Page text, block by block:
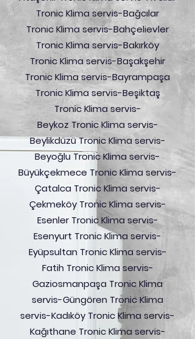
Tronic Klima servis-Bağcılar
Tronic Klima servis-Bahçelievler
Tronic Klima servis-Bakırköy
Tronic Klima servis-Başakşehir
Tronic Klima servis-Bayrampaşa
Tronic Klima servis-Beşiktaş
Tronic Klima servis-
Beykoz Tronic Klima servis-
Beylikdüzü Tronic Klima servis-
Beyoğlu Tronic Klima servis-
Büyükçekmece Tronic Klima servis-
Çatalca Tronic Klima servis-
Çekmeköy Tronic Klima servis-
Esenler Tronic Klima servis-
Esenyurt Tronic Klima servis-
Eyüpsultan Tronic Klima servis-
Fatih Tronic Klima servis-
Gaziosmanpaşa Tronic Klima
servis-Güngören Tronic Klima
servis-Kadıköy Tronic Klima servis-
Kağıthane Tronic Klima servis-